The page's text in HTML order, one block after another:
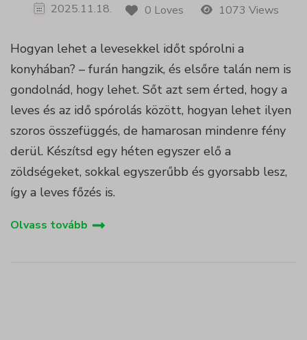
2025.11.18. 0 Loves 1073 Views
Hogyan lehet a levesekkel időt spórolni a
konyhában? – furán hangzik, és elsőre talán nem is
gondolnád, hogy lehet. Sőt azt sem érted, hogy a
leves és az idő spórolás között, hogyan lehet ilyen
szoros összefüggés, de hamarosan mindenre fény
derül. Készítsd egy héten egyszer elő a
zöldségeket, sokkal egyszerűbb és gyorsabb lesz,
így a leves főzés is.
Olvass tovább